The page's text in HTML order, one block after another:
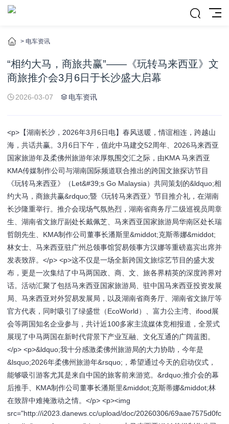
> 电车资讯
“相约大马，商旅共赢”——《玩转马来西亚》文
商旅推介会3月6日于长沙盛大启幕
2026-03-07 电车资讯
<p>【湖南长沙，2026年3月6日电】春风送暖，情谊相连，跨越山
海，共话共赢。3月6日下午，值此中马建交52周年、2026马来西亚
国家旅游年及柔佛州旅游年浓厚氛围交汇之际，由KMA 马来西亚
KMA传媒制作公司与湖南国际频道联合推出的跨国文旅探访节目
《玩转马来西亚》（Let&#39;s Go Malaysia）共同策划的&ldquo;相
约大马，商旅共赢&rdquo;暨《玩转马来西亚》节目推介礼，在湖南
长沙隆重举行。推介会现场气氛热烈，湖南省商务厅二级巡视员周章
生、湖南省文旅厅副处长戴佩芝、马来西亚国家旅游局华南区处长瑞
哲朗先生、KMA制作公司董事长潘斯里&middot;克斯蒂娜&middot;
林女士、马来西亚驻广州总领事馆贸易领事方汉娜等重磅嘉宾出席并
发表致辞。</p> <p>这不仅是一场全新跨国文旅综艺节目的盛大发
布，更是一次集结了中马两国政、商、文、旅各界精英的深度跨界对
话。活动汇聚了包括马来西亚国家旅游局、驻中国马来西亚投资发展
局、马来西亚对外贸易发展局，以及湖南省商务厅、湖南省文旅厅等
官方代表，同时吸引了绿盛世（EcoWorld）、富力公主湾、ifood展
会等两国知名企业参与，共计近100多家主流媒体竞相报道，全景式
展现了中马两国在新时代背景下产业互融、文化互通的广阔蓝图。
</p> <p>&ldquo;我十分感激柔佛州旅游局的大力协助，今年是
&lsquo;2026年柔佛州旅游年&rsquo;，希望通过今天的启动仪式，
能够吸引游客尤其是来自中国的旅客前来游览。&rdquo;推介会的幕
后推手、KMA制作公司董事长潘斯里&middot;克斯蒂娜&middot;林
在致辞中难掩激动之情。</p> <p><img
src="http://i2023.danews.cc/upload/doc/20260306/69aae7575d0fc